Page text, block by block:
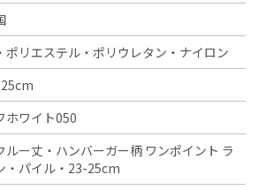
ポリエステル・ポリウレタン・ナイロン
ホワイト050
ルー丈・ハンバーガー柄 ワンポイント ラ
・パイル・23-25cm